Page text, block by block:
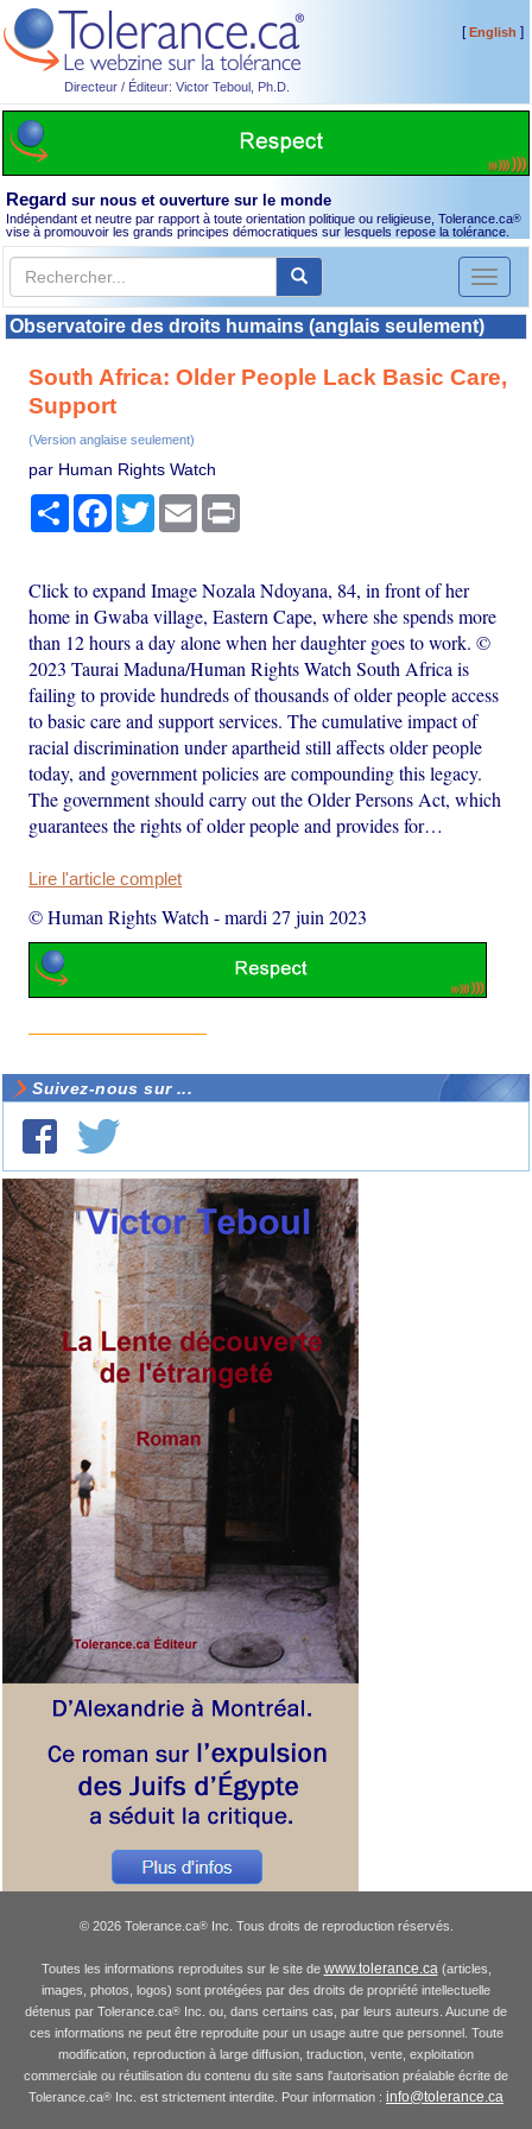
Directeur / Éditeur: Victor Teboul, Ph.D.
[English ]
Regard sur nous et ouverture sur le monde
Indépendant et neutre par rapport à toute orientation politique ou religieuse, Tolerance.ca®
vise à promouvoir les grands principes démocratiques sur lesquels repose la tolérance.
Toggle
Observatoire des droits humains (anglais seulement)
South Africa: Older People Lack Basic Care,
Support
(Version anglaise seulement)
par Human Rights Watch
PartagerFacebook
TwitterEmail
Click to expand Image Nozala Ndoyana, 84, in front of her
home in Gwaba village, Eastern Cape, where she spends more
than 12 hours a day alone when her daughter goes to work. ©
2023 Taurai Maduna/Human Rights Watch South Africa is
failing to provide hundreds of thousands of older people access
to basic care and support services. The cumulative impact of
racial discrimination under apartheid still affects older people
today, and government policies are compounding this legacy.
The government should carry out the Older Persons Act, which
guarantees the rights of older people and provides for…
Lire l'article complet
© Human Rights Watch -mardi 27 juin 2023
Suivez-nous sur ...
© 2026 Tolerance.ca®Inc. Tous droits de reproduction réservés.
Toutes les informations reproduites sur le site de www.tolerance.ca(articles,
images, photos, logos) sont protégées par des droits de propriété intellectuelle
détenus par Tolerance.ca® Inc. ou, dans certains cas, par leurs auteurs. Aucune de
ces informations ne peut être reproduite pour un usage autre que personnel. Toute
modification, reproduction à large diffusion, traduction, vente, exploitation
commerciale ou réutilisation du contenu du site sans l'autorisation préalable écrite de
Tolerance.ca® Inc. est strictement interdite. Pour information : info@tolerance.ca